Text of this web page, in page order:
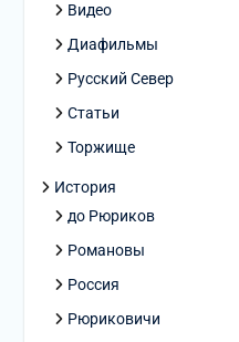
Видео
Диафильмы
Русский Север
Статьи
Торжище
История
до Рюриков
Романовы
Россия
Рюриковичи